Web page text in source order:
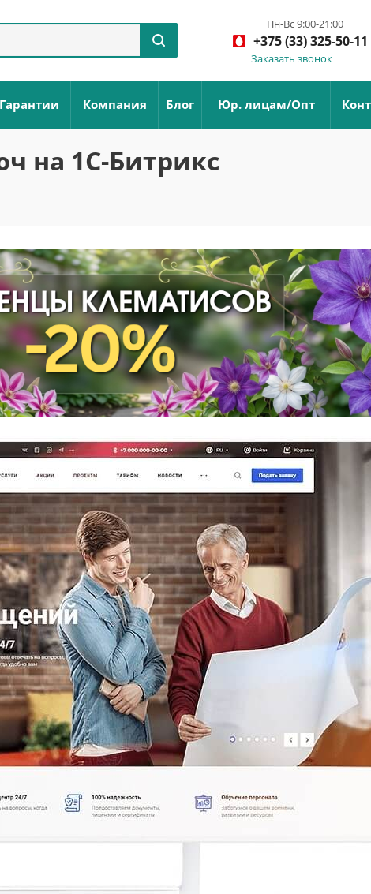
Пн-Вс 9:00-21:00
+375 (33) 325-50-11
Заказать звонок
Гарантии Компания Блог Юр. лицам/Опт
на 1С-Битрикс